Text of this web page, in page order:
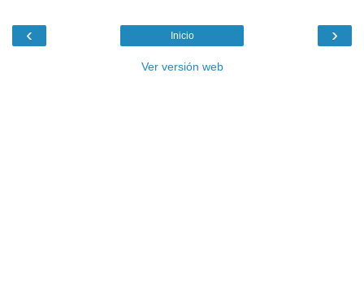
‹ ›
Inicio
Ver versión web